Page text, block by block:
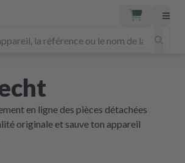
en ligne des pièces détachées
originale et sauve ton appareil